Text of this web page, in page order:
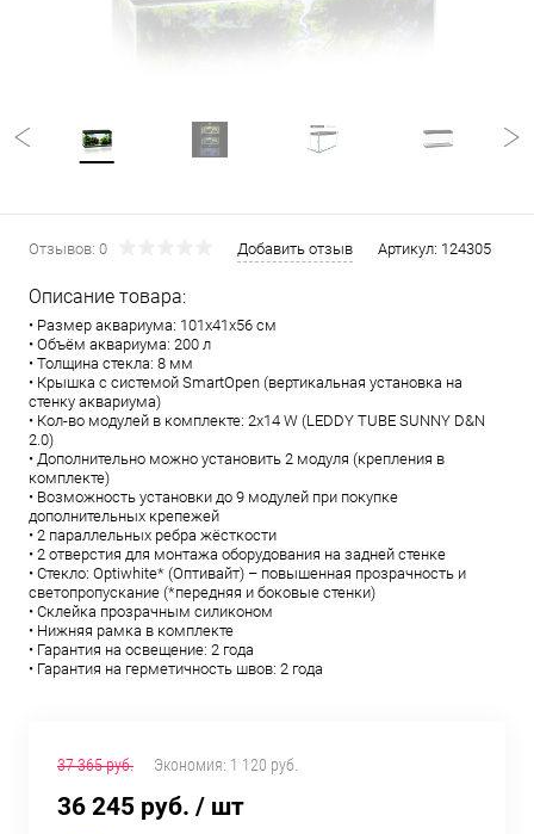
Отзывов: 0 Добавить отзыв Артикул: 124305
Описание товара:
• Размер аквариума: 101х41х56 см
• Объём аквариума: 200 л
• Толщина стекла: 8 мм
• Крышка с системой SmartOpen (вертикальная установка на
стенку аквариума)
• Кол-во модулей в комплекте: 2х14 W (LEDDY TUBE SUNNY D&N
2.0)
• Дополнительно можно установить 2 модуля (крепления в
комплекте)
• Возможность установки до 9 модулей при покупке
дополнительных крепежей
• 2 параллельных ребра жёсткости
• 2 отверстия для монтажа оборудования на задней стенке
• Стекло: Optiwhite* (Оптивайт) – повышенная прозрачность и
светопропускание (*передняя и боковые стенки)
• Склейка прозрачным силиконом
• Нижняя рамка в комплекте
• Гарантия на освещение: 2 года
• Гарантия на герметичность швов: 2 года
37 365 руб. Экономия: 1 120 руб.
36 245 руб. / шт